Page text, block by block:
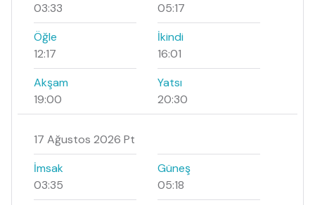
03:33
05:17
Öğle
12:17
İkindi
16:01
Akşam
19:00
Yatsı
20:30
17 Ağustos 2026 Pt
İmsak
03:35
Güneş
05:18